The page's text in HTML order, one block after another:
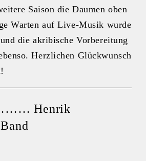
Saison die Daumen oben
Warten auf Live-Musik wurde
die akribische Vorbereitung
Herzlichen Glückwunsch
Henrik